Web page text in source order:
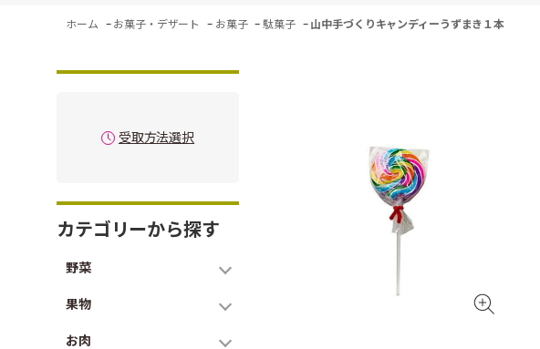
ホーム - お菓子・デザート - お菓子 -駄菓子 - 山中手づくりキャンディーうずまき１本
受取方法選択
カテゴリーから探す
野菜
果物
お肉